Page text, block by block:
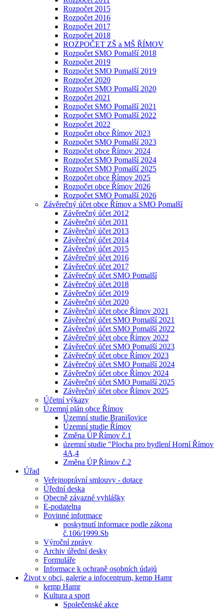
Rozpočet 2015
Rozpočet 2016
Rozpočet 2017
Rozpočet 2018
ROZPOČET ZŠ a MŠ ŘÍMOV
Rozpočet SMO Pomalší 2018
Rozpočet 2019
Rozpočet SMO Pomalší 2019
Rozpočet 2020
Rozpočet SMO Pomalší 2020
Rozpočet 2021
Rozpočet SMO Pomalší 2021
Rozpočet SMO Pomalší 2022
Rozpočet 2022
Rozpočet obce Římov 2023
Rozpočet SMO Pomalší 2023
Rozpočet obce Římov 2024
Rozpočet SMO Pomalší 2024
Rozpočet SMO Pomalší 2025
Rozpočet obce Římov 2025
Rozpočet obce Římov 2026
Rozpočet SMO Pomalší 2026
Závěrečný účet obce Římov a SMO Pomalší
Závěrečný účet 2012
Závěrečný účet 2011
Závěrečný účet 2013
Závěrečný účet 2014
Závěrečný účet 2015
Závěrečný účet 2016
Závěrečný účet 2017
Závěrečný účet SMO Pomalší
Závěrečný účet 2018
Závěrečný účet 2019
Závěrečný účet 2020
Závěrečný účet obce Římov 2021
Závěrečný účet SMO Pomalší 2021
Závěrečný účet SMO Pomalší 2022
Závěrečný účet obce Římov 2022
Závěrečný účet SMO Pomalší 2023
Závěrečný účet obce Římov 2023
Závěrečný účet SMO Pomalší 2024
Závěrečný účet obce Římov 2024
Závěrečný účet SMO Pomalší 2025
Závěrečný účet obce Římov 2025
Účetní výkazy
Územní plán obce Římov
Územní studie Branišovice
Územní studie Římov
Změna ÚP Římov č.1
územní studie "Plocha pro bydlení Horní Římov
4A,4
Změna ÚP Římov č.2
Úřad
Veřejnoprávní smlouvy - dotace
Úřední deska
Obecně závazné vyhlášky
E-podatelna
Povinné informace
poskytnutí informace podle zákona
č.106/1999.Sb
Výroční zprávy
Archiv úřední desky
Formuláře
Informace k ochraně osobních údajů
Život v obci, galerie a infocentrum, kemp Hamr
kemp Hamr
Kultura a sport
Společenské akce